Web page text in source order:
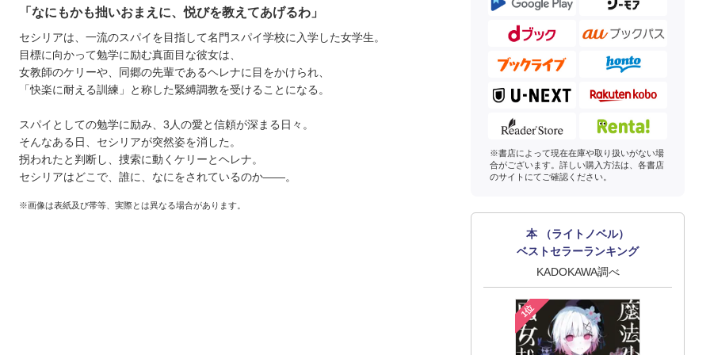
「なにもかも拙いおまえに、悦びを教えてあげるわ」
セシリアは、一流のスパイを目指して名門スパイ学校に入学した女学生。
目標に向かって勉学に励む真面目な彼女は、
女教師のケリーや、同郷の先輩であるヘレナに目をかけられ、
「快楽に耐える訓練」と称した緊縛調教を受けることになる。
スパイとしての勉学に励み、3人の愛と信頼が深まる日々。
そんなある日、セシリアが突然姿を消した。
拐われたと判断し、捜索に動くケリーとヘレナ。
セシリアはどこで、誰に、なにをされているのか――。
※画像は表紙及び帯等、実際とは異なる場合があります。
※書店によって現在在庫や取り扱いがない場
合がございます。詳しい購入方法は、各書店
のサイトにてご確認ください。
本 （ライトノベル）
ベストセラーランキング
KADOKAWA調べ
1位